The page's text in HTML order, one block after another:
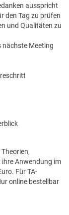
ausspricht
den Tag zu prüfen
und Qualitäten zu
nächste Meeting
Anwendung im
Für TA-
online bestellbar